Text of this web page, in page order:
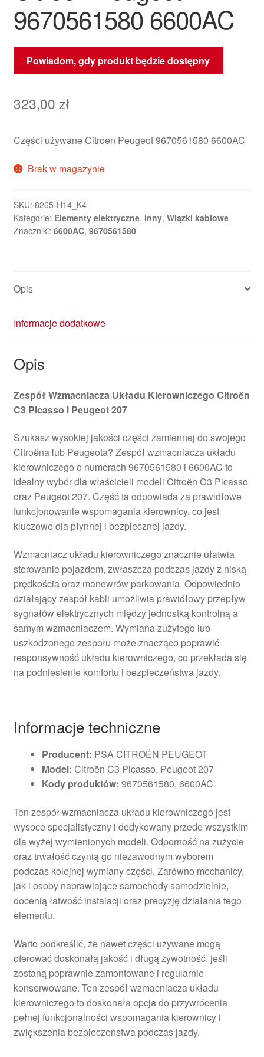
9670561580 6600AC
Powiadom, gdy produkt będzie dostępny
323,00 zł
Części używane Citroen Peugeot 9670561580 6600AC
Brak w magazynie
SKU: 8265-H14_K4
Kategorie: Elementy elektryczne, Inny, Wiązki kablowe
Znaczniki: 6600AC, 9670561580
Opis
Informacje dodatkowe
Opis
Zespół Wzmacniacza Układu Kierowniczego Citroën
C3 Picasso i Peugeot 207
Szukasz wysokiej jakości części zamiennej do swojego
Citroëna lub Peugeota? Zespół wzmacniacza układu
kierowniczego o numerach 9670561580 i 6600AC to
idealny wybór dla właścicieli modeli Citroën C3 Picasso
oraz Peugeot 207. Część ta odpowiada za prawidłowe
funkcjonowanie wspomagania kierownicy, co jest
kluczowe dla płynnej i bezpiecznej jazdy.
Wzmacniacz układu kierowniczego znacznie ułatwia
sterowanie pojazdem, zwłaszcza podczas jazdy z niską
prędkością oraz manewrów parkowania. Odpowiednio
działający zespół kabli umożliwia prawidłowy przepływ
sygnałów elektrycznych między jednostką kontrolną a
samym wzmacniaczem. Wymiana zużytego lub
uszkodzonego zespołu może znacząco poprawić
responsywność układu kierowniczego, co przekłada się
na podniesienie komfortu i bezpieczeństwa jazdy.
Informacje techniczne
Producent: PSA CITROËN PEUGEOT
Model: Citroën C3 Picasso, Peugeot 207
Kody produktów: 9670561580, 6600AC
Ten zespół wzmacniacza układu kierowniczego jest
wysoce specjalistyczny i dedykowany przede wszystkim
dla wyżej wymienionych modeli. Odporność na zużycie
oraz trwałość czynią go niezawodnym wyborem
podczas kolejnej wymiany części. Zarówno mechanicy,
jak i osoby naprawiające samochody samodzielnie,
docenią łatwość instalacji oraz precyzję działania tego
elementu.
Warto podkreślić, że nawet części używane mogą
oferować doskonałą jakość i długą żywotność, jeśli
zostaną poprawnie zamontowane i regularnie
konserwowane. Ten zespół wzmacniacza układu
kierowniczego to doskonała opcja do przywrócenia
pełnej funkcjonalności wspomagania kierownicy i
zwiększenia bezpieczeństwa podczas jazdy.